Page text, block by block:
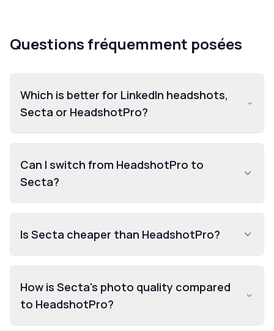
Questions fréquemment posées
Which is better for LinkedIn headshots,
Secta or HeadshotPro?
Can I switch from HeadshotPro to
Secta?
Is Secta cheaper than HeadshotPro?
How is Secta's photo quality compared
to HeadshotPro?